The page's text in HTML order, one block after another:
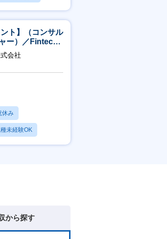
ト】（コンサル
ー）／Fintech
上場
会社
休み
未経験OK
から探す